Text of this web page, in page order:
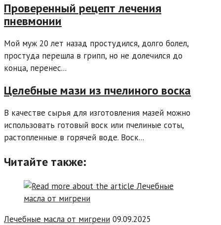
Проверенный рецепт лечения
пневмонии
Мой муж 20 лет назад простудился, долго болел,
простуда перешла в грипп, но не долечился до
конца, перенес...
Целебные мази из пчелиного воска
В качестве сырья для изготовления мазей можно
использовать готовый воск или пчелиные соты,
растопленные в горячей воде. Воск...
Читайте также:
Лечебные масла от мигрени 09.09.2025